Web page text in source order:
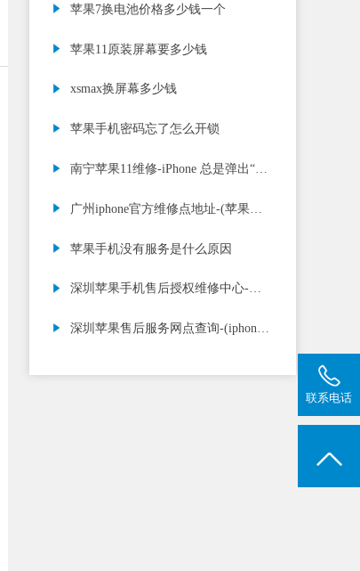
苹果7换电池价格多少钱一个
苹果11原装屏幕要多少钱
xsmax换屏幕多少钱
苹果手机密码忘了怎么开锁
南宁苹果11维修-iPhone 总是弹出“验
广州iphone官方维修点地址-(苹果电
苹果手机没有服务是什么原因
深圳苹果手机售后授权维修中心-
深圳苹果售后服务网点查询-(iphone
联系电话